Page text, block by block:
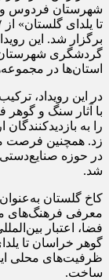
شهرستان فردوس و
برگزار شد. این
گردشگری شهرستان
استان‌ها در
در این رویداد،
با آثار سنگ و گوهر
را به
زد. همچنین فرصت
در حوزه
شد.
کاخ گلستان
معرفی فرهنگ‌های
فضا، اعتبار
گوهر خراسان تا
ظرفیت‌های محلی
ساخت.